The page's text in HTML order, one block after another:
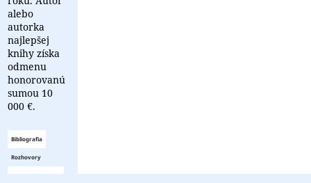
alebo
autorka
najlepšej
knihy získa
odmenu
honorovanú
sumou 10
000 €.
Bibliografia
Rozhovory
Zoznam